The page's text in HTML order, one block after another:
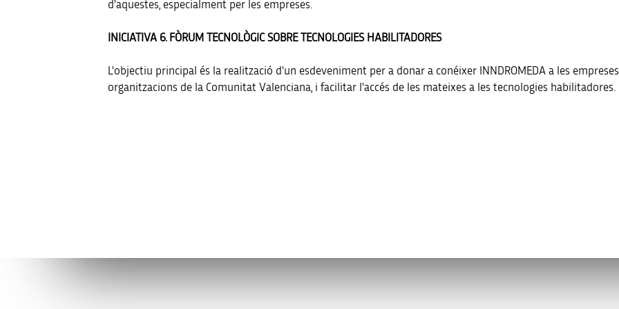
d'aquestes, especialment per les empreses.
INICIATIVA 6. FÒRUM TECNOLÒGIC SOBRE TECNOLOGIES HABILITADORES
L'objectiu principal és la realització d'un esdeveniment per a donar a conéixer INNDROMEDA a les
organitzacions de la Comunitat Valenciana, i facilitar l'accés de les mateixes a les tecnologies habilitadores.